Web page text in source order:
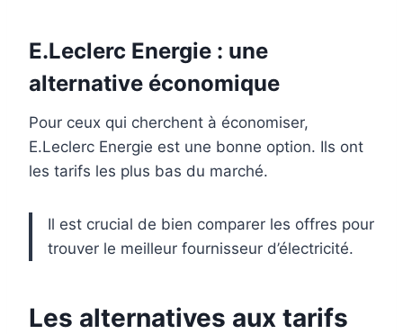
E.Leclerc Energie : une
alternative économique
Pour ceux qui cherchent à économiser,
E.Leclerc Energie est une bonne option. Ils ont
les tarifs les plus bas du marché.
Il est crucial de bien comparer les offres pour
trouver le meilleur fournisseur d’électricité.
Les alternatives aux tarifs